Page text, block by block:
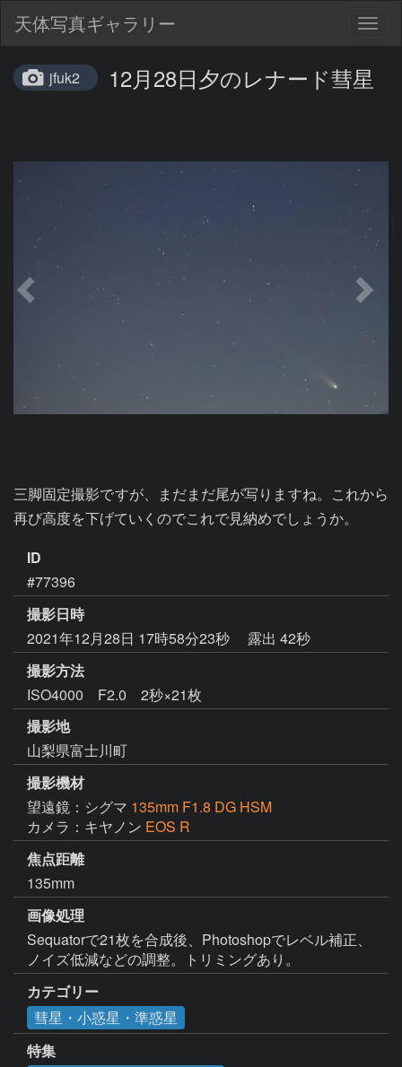
天体写真ギャラリー
jfuk2 12月28日夕のレナード彗星
三脚固定撮影ですが、まだまだ尾が写りますね。これから
再び高度を下げていくのでこれで見納めでしょうか。
ID
#77396
撮影日時
2021年12月28日 17時58分23秒
露出 42秒
撮影方法
ISO4000 F2.0 2秒×21枚
撮影地
山梨県富士川町
撮影機材
望遠鏡：シグマ 135mm F1.8 DG HSM
カメラ：キヤノン EOS R
焦点距離
135mm
画像処理
Sequatorで21枚を合成後、Photoshopでレベル補正、
ノイズ低減などの調整。トリミングあり。
カテゴリー
彗星・小惑星・準惑星
特集